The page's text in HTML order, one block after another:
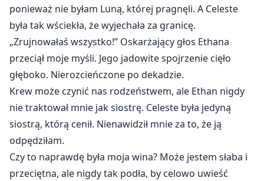
ponieważ nie byłam Luną, której pragnęli. A Celeste
była tak wściekła, że wyjechała za granicę.
„Zrujnowałaś wszystko!” Oskarżający głos Ethana
przeciął moje myśli. Jego jadowite spojrzenie cięło
głęboko. Nierozcieńczone po dekadzie.
Krew może czynić nas rodzeństwem, ale Ethan nigdy
nie traktował mnie jak siostrę. Celeste była jedyną
siostrą, którą cenił. Nienawidził mnie za to, że ją
odpędziłam.
Czy to naprawdę była moja wina? Może jestem słaba i
przeciętna, ale nigdy tak podła, by celowo uwieść